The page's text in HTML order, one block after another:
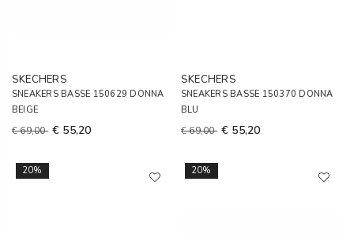
SKECHERS
SNEAKERS BASSE 150629 DONNA
BEIGE
€ 69,00 € 55,20
SKECHERS
SNEAKERS BASSE 150370 DONNA
BLU
€ 69,00 € 55,20
20% 20%